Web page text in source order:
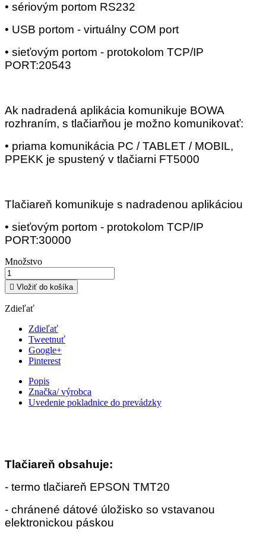
• sériovým portom RS232
• USB portom - virtuálny COM port
• sieťovým portom - protokolom TCP/IP
PORT:20543
Ak nadradená aplikácia komunikuje BOWA
rozhraním, s tlačiarňou je možno komunikovať:
• priama komunikácia PC / TABLET / MOBIL,
PPEKK je spustený v tlačiarni FT5000
Tlačiareň komunikuje s nadradenou aplikáciou
• sieťovým portom - protokolom TCP/IP
PORT:30000
Množstvo
 Vložiť do košíka
Zdieľať
Zdieľať
Tweetnuť
Google+
Pinterest
Popis
Značka/ výrobca
Uvedenie pokladnice do prevádzky
Tlačiareň obsahuje:
- termo tlačiareň EPSON TMT20
- chránené dátové úložisko so vstavanou
elektronickou páskou